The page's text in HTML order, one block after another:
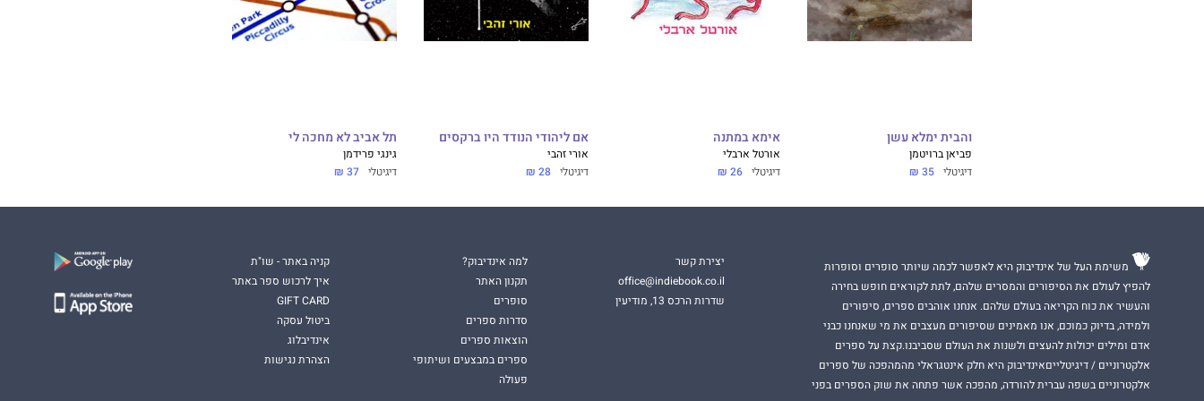
והבית ימלא עשן
פביאן ברויטמן
דיגיטלי 35 ₪
אימא במתנה
אורטל ארבלי
דיגיטלי 26 ₪
אם ליהודי הנודד היו ברקסים
אורי זהבי
דיגיטלי 28 ₪
תל אביב לא מחכה לי
גינגי פרידמן
דיגיטלי 37 ₪
משימת העל של אינדיבוק היא לאפשר לכמה שיותר סופרים וסופרות
להפיץ לעולם את הסיפורים והמסרים שלהם, לתת לקוראים חופש בחירה
והעשיר את כוח הקריאה בעולם שלהם. אנחנו אוהבים ספרים, סיפורים
ולמידה, בדיוק כמוכם, אנו מאמינים שסיפורים מעצבים את מי שאנחנו כבני
אדם ומילים יכולות להעצים ולשנות את העולם שסביבנו.קצת על ספרים
אלקטרוניים / דיגיטלייםאינדיבוק היא חלק אינטגראלי מהמהפכה של ספרים
אלקטרוניים בשפה עברית להורדה, מהפכה אשר פתחה את שוק הספרים בפני
יצירת קשר
office@indiebook.co.il
שדרות הרכס 13, מודיעין
למה אינדיבוק?
תקנון האתר
סופרים
סדרות ספרים
הוצאות ספרים
ספרים במבצעים ושיתופי
פעולה
קניה באתר - שו"ת
איך לרכוש ספר באתר
GIFT CARD
ביטול עסקה
אינדיבלוג
הצהרת נגישות